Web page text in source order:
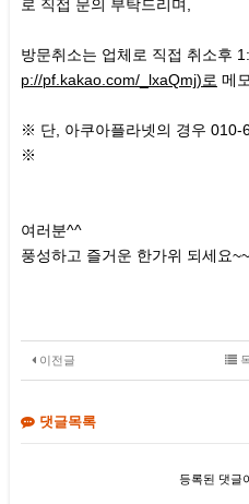
로 직접 문의 부탁드리며,
방문취소는 업체로 직접 취소후
p://pf.kakao.com/_lxaQmj)로 메
※ 단, 아쿠아플라넷의 경우 010-
※
여러분^^
풍성하고 즐거운 한가위 되세요~~
이전글
댓글목록
등록된 댓글